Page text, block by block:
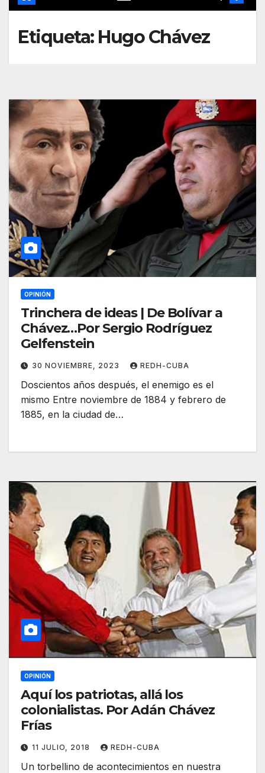
Etiqueta: Hugo Chávez
OPINIÓN
Trinchera de ideas | De Bolívar a
Chávez…Por Sergio Rodríguez
Gelfenstein
30 NOVIEMBRE, 2023 REDH-CUBA
Doscientos años después, el enemigo es el
mismo Entre noviembre de 1884 y febrero de
1885, en la ciudad de…
OPINIÓN
Aquí los patriotas, allá los
colonialistas. Por Adán Chávez
Frías
11 JULIO, 2018 REDH-CUBA
Un torbellino de acontecimientos en nuestra